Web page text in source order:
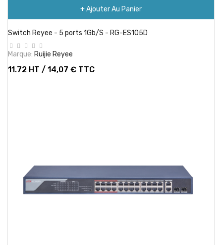
+ Ajouter Au Panier
Switch Reyee - 5 ports 1Gb/S - RG-ES105D
Marque: Ruijie Reyee
11.72 HT / 14,07 € TTC